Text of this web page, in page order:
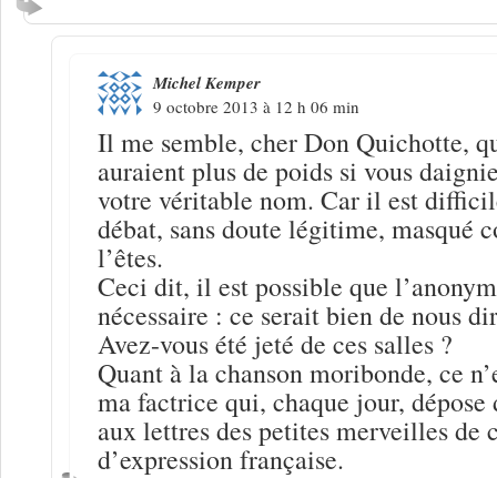
Michel Kemper
9 octobre 2013 à 12 h 06 min
Il me semble, cher Don Quichotte,
auraient plus de poids si vous
votre véritable nom. Car il est
débat, sans doute légitime, masqué
l’êtes.
Ceci dit, il est possible que
nécessaire : ce serait bien de nous
Avez-vous été jeté de ces salles ?
Quant à la chanson moribonde, ce
ma factrice qui, chaque jour, dépose
aux lettres des petites merveilles de
d’expression française.